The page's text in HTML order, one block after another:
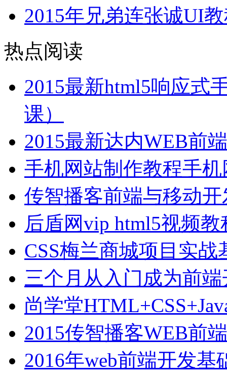
2015年兄弟连张诚UI
热点阅读
2015最新html5响应式
课）
2015最新达内WEB前
手机网站制作教程手
传智播客前端与移动
后盾网vip html5视频
CSS梅兰商城项目实战
三个月从入门成为前
尚学堂
2015传智播客WEB前
2016年web前端开发基